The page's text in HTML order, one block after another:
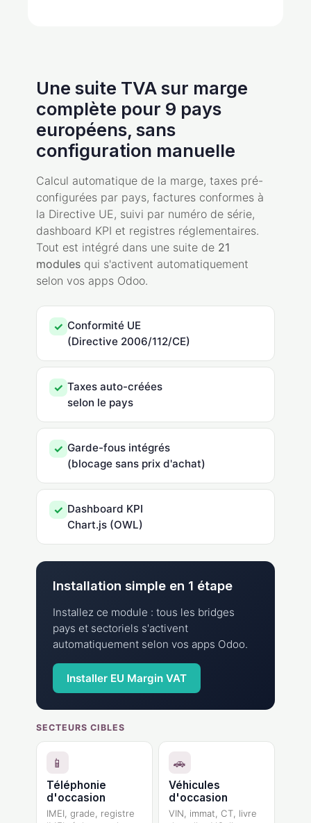
Une suite TVA sur marge
complète pour 9 pays
européens, sans
configuration manuelle
Calcul automatique de la marge, taxes pré-
configurées par pays, factures conformes à
la Directive UE, suivi par numéro de série,
dashboard KPI et registres réglementaires.
Tout est intégré dans une suite de 21
modules qui s'activent automatiquement
selon vos apps Odoo.
✓ Conformité UE
(Directive 2006/112/CE)
✓ Taxes auto-créées
selon le pays
✓ Garde-fous intégrés
(blocage sans prix d'achat)
✓ Dashboard KPI
Chart.js (OWL)
Installation simple en 1 étape
Installez ce module : tous les bridges
pays et sectoriels s'activent
automatiquement selon vos apps Odoo.
Installer EU Margin VAT
SECTEURS CIBLES
📱
Téléphonie
d'occasion
IMEI, grade, registre
🚗
Véhicules
d'occasion
VIN, immat, CT, livre